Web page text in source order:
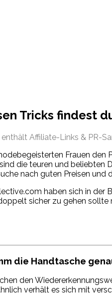
Tricks findest
Affiliate-Links & PR-
Frauen
die teuren und
nach guten Preisen
haben sich in der
sicher zu gehen
die Handtasche
den
verhält es sich mit